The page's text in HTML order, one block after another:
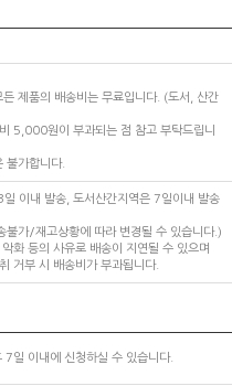
제품의 배송비는 무료입니다. (도서, 산간
5,000원이 부과되는 점 참고 부탁드립니
불가합니다.
이내 발송, 도서산간지역은 7일이내 발송
불가/재고상황에 따라 변경될 수 있습니다.)
화 등의 사유로 배송이 지연될 수 있으며
거부 시 배송비가 부과됩니다.
7일 이내에 신청하실 수 있습니다.